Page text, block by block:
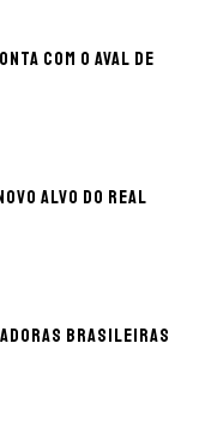
com o aval de
alvo do Real
brasileiras